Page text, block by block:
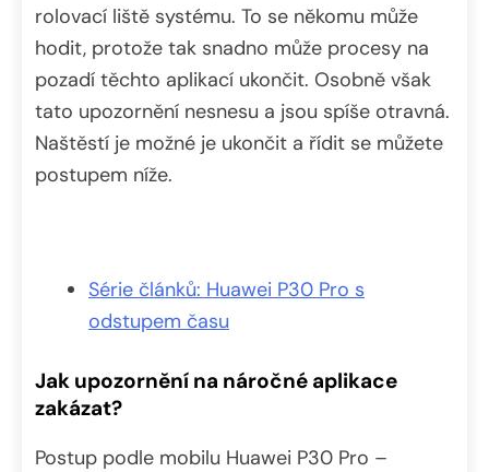
rolovací liště systému. To se někomu může
hodit, protože tak snadno může procesy na
pozadí těchto aplikací ukončit. Osobně však
tato upozornění nesnesu a jsou spíše otravná.
Naštěstí je možné je ukončit a řídit se můžete
postupem níže.
Série článků: Huawei P30 Pro s
odstupem času
Jak upozornění na náročné aplikace
zakázat?
Postup podle mobilu Huawei P30 Pro –